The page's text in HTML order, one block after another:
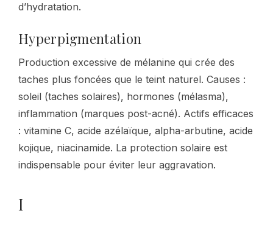
d’hydratation.
Hyperpigmentation
Production excessive de mélanine qui crée des
taches plus foncées que le teint naturel. Causes :
soleil (taches solaires), hormones (mélasma),
inflammation (marques post-acné). Actifs efficaces
: vitamine C, acide azélaïque, alpha-arbutine, acide
kojique, niacinamide. La protection solaire est
indispensable pour éviter leur aggravation.
I